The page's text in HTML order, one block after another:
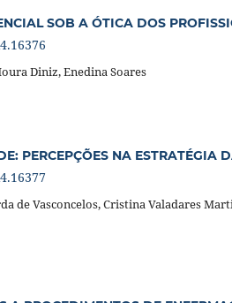
SOB A ÓTICA DOS
Diniz, Enedina Soares
PERCEPÇÕES NA ESTRATÉGIA
de Vasconcelos, Cristina Valadares